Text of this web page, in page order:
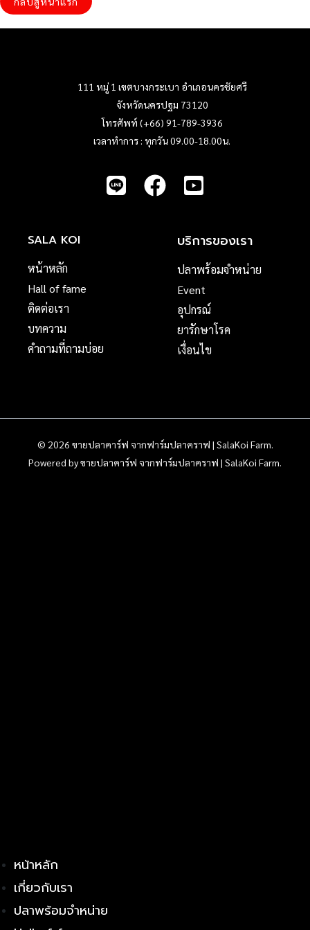
111 หมู่ 1 เขตบางกระเบา อำเภอนครชัยศรี
จังหวัดนครปฐม 73120
โทรศัพท์ (+66) 91-789-3936
เวลาทำการ : ทุกวัน 09.00-18.00น.
SALA KOI
หน้าหลัก
Hall of fame
ติดต่อเรา
บทความ
คำถามที่ถามบ่อย
บริการของเรา
ปลาพร้อมจำหน่าย
Event
อุปกรณ์
ยารักษาโรค
เงื่อนไข
© 2026 ขายปลาคาร์ฟ จากฟาร์มปลาคราฟ | SalaKoi Farm.
Powered by ขายปลาคาร์ฟ จากฟาร์มปลาคราฟ | SalaKoi Farm.
หน้าหลัก
เกี่ยวกับเรา
ปลาพร้อมจำหน่าย